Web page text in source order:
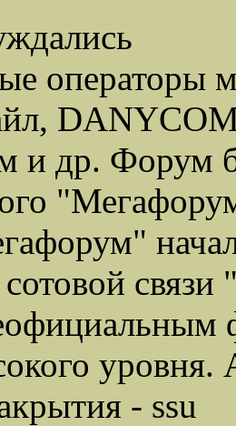
операторы
и др. Форум
сотовой
- ssu